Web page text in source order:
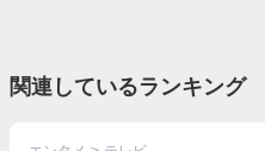
関連しているランキング